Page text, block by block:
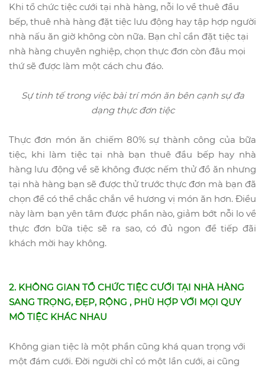
Khi tổ chức tiệc cưới tại nhà hàng, nỗi lo về thuê đầu
bếp, thuê nhà hàng đặt tiệc lưu động hay tập hợp người
nhà nấu ăn giờ không còn nữa. Bạn chỉ cần đặt tiệc tại
nhà hàng chuyên nghiệp, chọn thực đơn còn đâu mọi
thứ sẽ được làm một cách chu đáo.
Sự tinh tế trong việc bài trí món ăn bên cạnh sự đa
dạng thực đơn tiệc
Thực đơn món ăn chiếm 80% sự thành công của bữa
tiệc, khi làm tiệc tại nhà bạn thuê đầu bếp hay nhà
hàng lưu động về sẽ không được nếm thử đồ ăn nhưng
tại nhà hàng bạn sẽ được thử trước thực đơn mà bạn đã
chọn để có thể chắc chắn về hương vị món ăn hơn. Điều
này làm bạn yên tâm được phần nào, giảm bớt nỗi lo về
thực đơn bữa tiệc sẽ ra sao, có đủ ngon để tiếp đãi
khách mời hay không.
2. KHÔNG GIAN TỔ CHỨC TIỆC CƯỚI TẠI NHÀ HÀNG
SANG TRỌNG, ĐẸP, RỘNG , PHÙ HỢP VỚI MỌI QUY
MÔ TIỆC KHÁC NHAU
Không gian tiệc là một phần cũng khá quan trọng với
một đám cưới. Đời người chỉ có một lần cưới, ai cũng